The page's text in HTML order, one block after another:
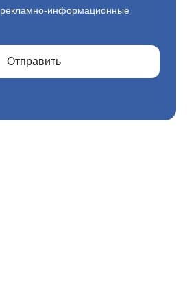
рекламно-информационные
Отправить